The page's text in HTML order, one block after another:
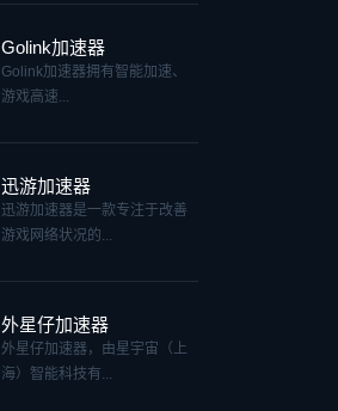
Golink加速器
Golink加速器拥有智能加速、
游戏高速...
迅游加速器
迅游加速器是一款专注于改善
游戏网络状况的...
外星仔加速器
外星仔加速器，由星宇宙（上
海）智能科技有...